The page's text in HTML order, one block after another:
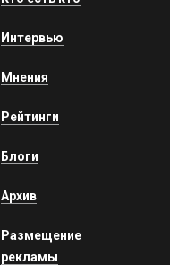
Интервью
Мнения
Рейтинги
Блоги
Архив
Размещение
рекламы